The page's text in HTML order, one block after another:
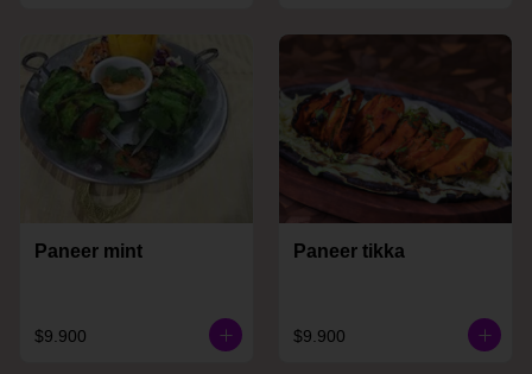
Paneer mint
$9.900
Paneer tikka
$9.900